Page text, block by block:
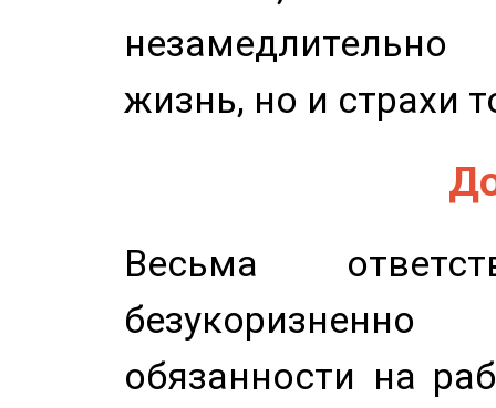
жизнь, но и страхи
Весьма
обязанности на